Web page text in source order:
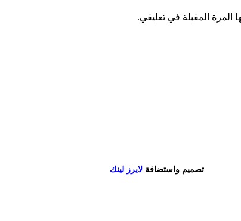
المرة المقبلة في تعليقي.
تصميم واستضافة لايرز لينك